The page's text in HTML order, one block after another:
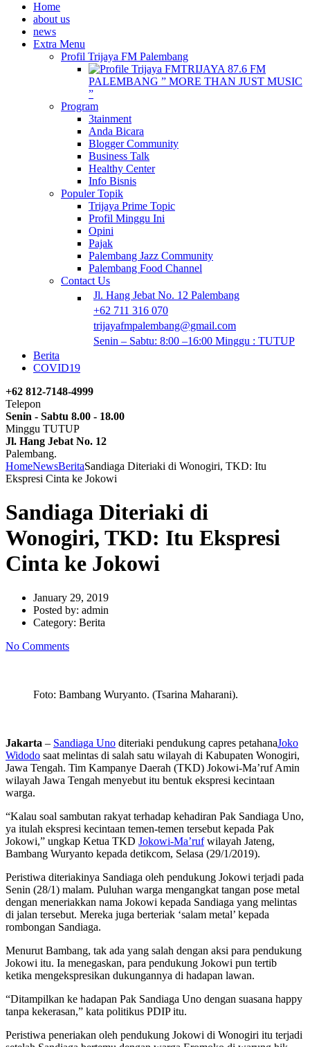
Home
about us
news
Extra Menu
Profil Trijaya FM Palembang
TRIJAYA 87.6 FM
PALEMBANG ” MORE THAN JUST MUSIC
”
Program
3tainment
Anda Bicara
Blogger Community
Business Talk
Healthy Center
Info Bisnis
Populer Topik
Trijaya Prime Topic
Profil Minggu Ini
Opini
Pajak
Palembang Jazz Community
Palembang Food Channel
Contact Us
Jl. Hang Jebat No. 12 Palembang
+62 711 316 070
trijayafmpalembang@gmail.com
Senin – Sabtu: 8:00 –16:00 Minggu : TUTUP
Berita
COVID19
+62 812-7148-4999
Telepon
Senin - Sabtu 8.00 - 18.00
Minggu TUTUP
Jl. Hang Jebat No. 12
Palembang.
HomeNewsBeritaSandiaga Diteriaki di Wonogiri, TKD: Itu
Ekspresi Cinta ke Jokowi
Sandiaga Diteriaki di
Wonogiri, TKD: Itu Ekspresi
Cinta ke Jokowi
January 29, 2019
Posted by: admin
Category: Berita
No Comments
Foto: Bambang Wuryanto. (Tsarina Maharani).
Jakarta – Sandiaga Uno diteriaki pendukung capres petahanaJoko
Widodo saat melintas di salah satu wilayah di Kabupaten Wonogiri,
Jawa Tengah. Tim Kampanye Daerah (TKD) Jokowi-Ma’ruf Amin
wilayah Jawa Tengah menyebut itu bentuk ekspresi kecintaan
warga.
“Kalau soal sambutan rakyat terhadap kehadiran Pak Sandiaga Uno,
ya itulah ekspresi kecintaan temen-temen tersebut kepada Pak
Jokowi,” ungkap Ketua TKD Jokowi-Ma’rufwilayah Jateng,
Bambang Wuryanto kepada detikcom, Selasa (29/1/2019).
Peristiwa diteriakinya Sandiaga oleh pendukung Jokowi terjadi pada
Senin (28/1) malam. Puluhan warga mengangkat tangan pose metal
dengan meneriakkan nama Jokowi kepada Sandiaga yang melintas
di jalan tersebut. Mereka juga berteriak ‘salam metal’ kepada
rombongan Sandiaga.
Menurut Bambang, tak ada yang salah dengan aksi para pendukung
Jokowi itu. Ia menegaskan, para pendukung Jokowi pun tertib
ketika mengekspresikan dukungannya di hadapan lawan.
“Ditampilkan ke hadapan Pak Sandiaga Uno dengan suasana happy
tanpa kekerasan,” kata politikus PDIP itu.
Peristiwa peneriakan oleh pendukung Jokowi di Wonogiri itu terjadi